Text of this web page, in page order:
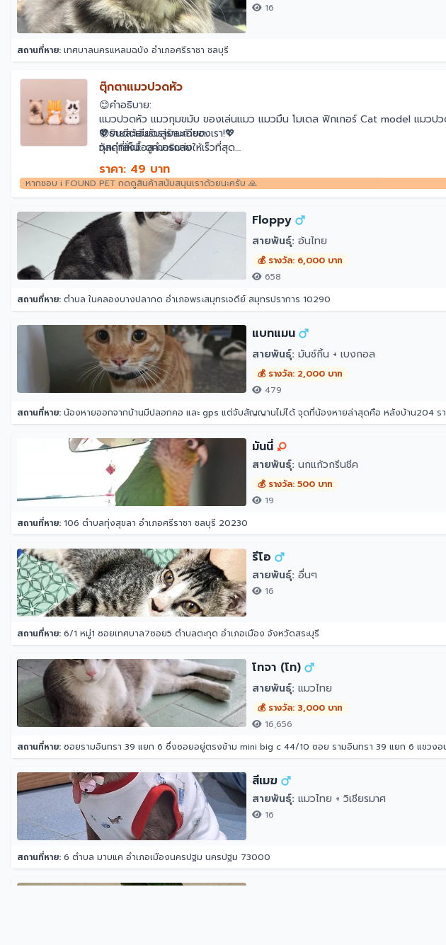
16
สถานที่หาย: เทศบาลนครแหลมฉบัง อำเภอศรีราชา ชลบุรี
ตุ๊กตาแมวปวดหัว
😊คำอธิบาย:
แมวปวดหัว แมวกุมขมับ ของเล่นแมว แมวมึน โมเดล ฟิกเกอร์ Cat model แมวป
😊รายละเอียดรายละเอียด:
วัสดุที่เห็น: ดูคำอธิบาย
หมวดหมู่: กล่องตาบอด
💖ยินดีต้อนรับสู่ร้านค้าของเรา!💖
ทุกคำสั่งซื้อสามารถส่งให้เร็วที่สุด
คำแนะนำในการจัดส่ง:
คำสั่งซื้อที่ชำระเงินของเขาจะถูกจัดส่งภายใน 48 ชั่วโมงหากสินค้าหมดเราจะติดต่
💕หากคุณพอใจกับผลิตภัณฑ์โปรดให้การประเมินที่ดีแก่เราขอบคุณสำหรับการสนับส
ราคา: 49 บาท
หากชอบ i FOUND PET กดดูสินค้าสนับสนุนเราด้วยนะครับ 🙏
Floppy
สายพันธุ์: อ้นไทย
💰 รางวัล: 6,000 บาท
658
สถานที่หาย: ตำบล ในคลองบางปลากด อำเภอพระสมุทรเจดีย์ สมุทรปราการ 10290
แบทแมน
สายพันธุ์: มันช์กิ้น + เบงกอล
💰 รางวัล: 2,000 บาท
479
สถานที่หาย: น้องหายออกจากบ้านมีปลอกคอ และ gps แต่จับสัญญานไม่ได้ จุดที่น้องหายล่าสุดคือ หลังบ้าน204 ร
มันนี่
สายพันธุ์: นกแก้วกรีนชีค
💰 รางวัล: 500 บาท
19
สถานที่หาย: 106 ตำบลทุ่งสุขลา อำเภอศรีราชา ชลบุรี 20230
รีโอ
สายพันธุ์: อื่นๆ
16
สถานที่หาย: 6/1 หมู่1 ซอยเทศบาล7ซอย5 ตำบลตะกุด อำเภอเมือง จังหวัดสระบุรี
โทจา (โท)
สายพันธุ์: แมวไทย
💰 รางวัล: 3,000 บาท
16,656
สถานที่หาย: ซอยรามอินทรา 39 แยก 6 ซึ่งซอยอยู่ตรงข้าม mini big c 44/10 ซอย รามอินทรา 39 แยก 6 แขวงอ
สีเมฆ
สายพันธุ์: แมวไทย + วิเชียรมาศ
16
สถานที่หาย: 6 ตำบล มาบแค อำเภอเมืองนครปฐม นครปฐม 73000